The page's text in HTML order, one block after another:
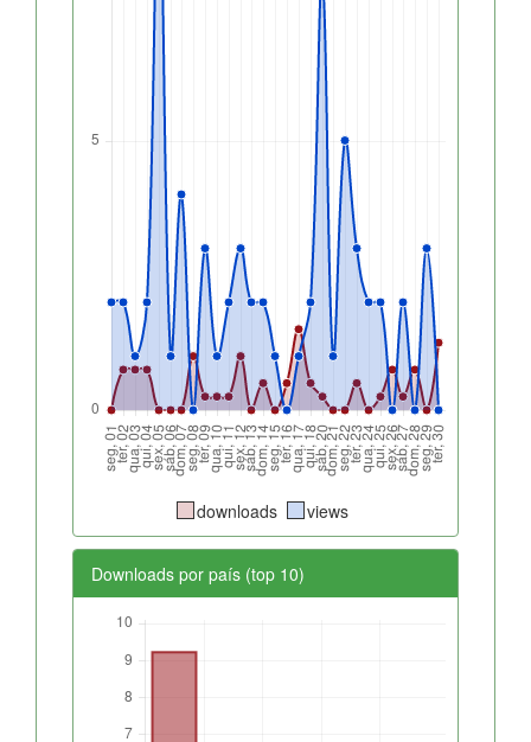
downloads views
Downloads por país (top 10)